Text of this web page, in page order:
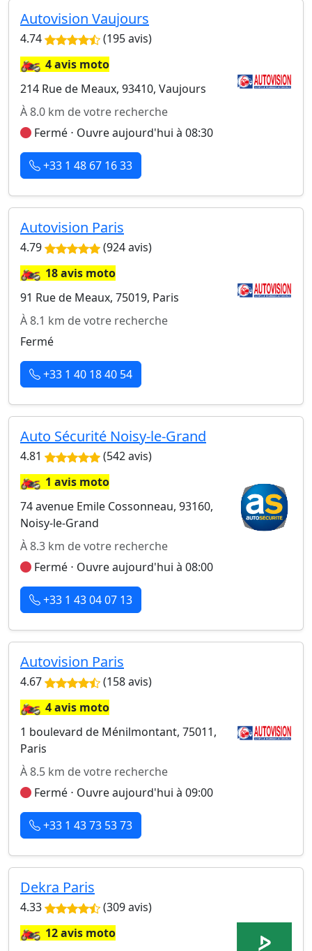
Autovision Vaujours
4.74 (195 avis)
🏍️4 avis moto
214 Rue de Meaux, 93410, Vaujours
À 8.0 km de votre recherche
Fermé ⋅ Ouvre aujourd'hui à 08:30
+33 1 48 67 16 33
Autovision Paris
4.79 (924 avis)
🏍️18 avis moto
91 Rue de Meaux, 75019, Paris
À 8.1 km de votre recherche
Fermé
+33 1 40 18 40 54
Auto Sécurité Noisy-le-Grand
4.81 (542 avis)
🏍️1 avis moto
74 avenue Emile Cossonneau, 93160,
Noisy-le-Grand
À 8.3 km de votre recherche
Fermé ⋅ Ouvre aujourd'hui à 08:00
+33 1 43 04 07 13
Autovision Paris
4.67 (158 avis)
🏍️4 avis moto
1 boulevard de Ménilmontant, 75011,
Paris
À 8.5 km de votre recherche
Fermé ⋅ Ouvre aujourd'hui à 09:00
+33 1 43 73 53 73
Dekra Paris
4.33 (309 avis)
🏍️12 avis moto